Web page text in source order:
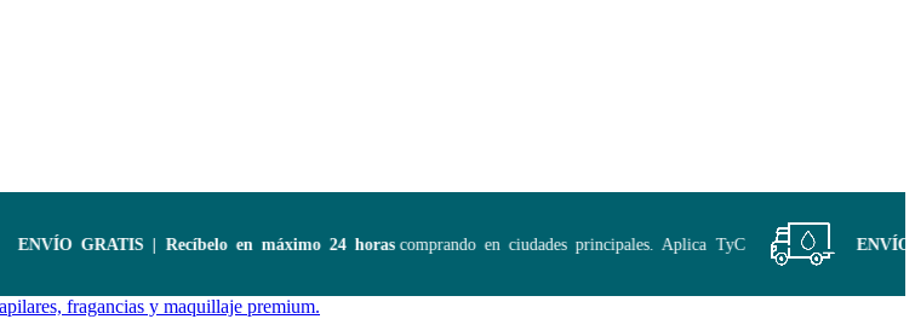
ENVÍO GRATIS | Recíbelo en máximo 24 horascomprando en ciudades principales. Aplica TyC ENVÍO